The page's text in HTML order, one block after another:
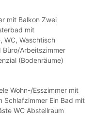
mit Balkon Zwei
mit
WC, Waschtisch
Büro/Arbeitszimmer
(Bodenräume)
Wohn-/Esszimmer mit
Schlafzimmer Ein Bad mit
WC Abstellraum